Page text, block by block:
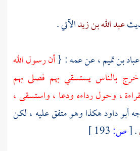
عبد الله بن زيدالآتي .
عباد بن تميم، عن عمه : {أن رسول الله
بالناس يستسقي بهم فصلى بهم
، وحول رداءه ودعا ، واستسقى ،
أبو داودهكذا وهو متفق عليه ، لكن
.
[ص: